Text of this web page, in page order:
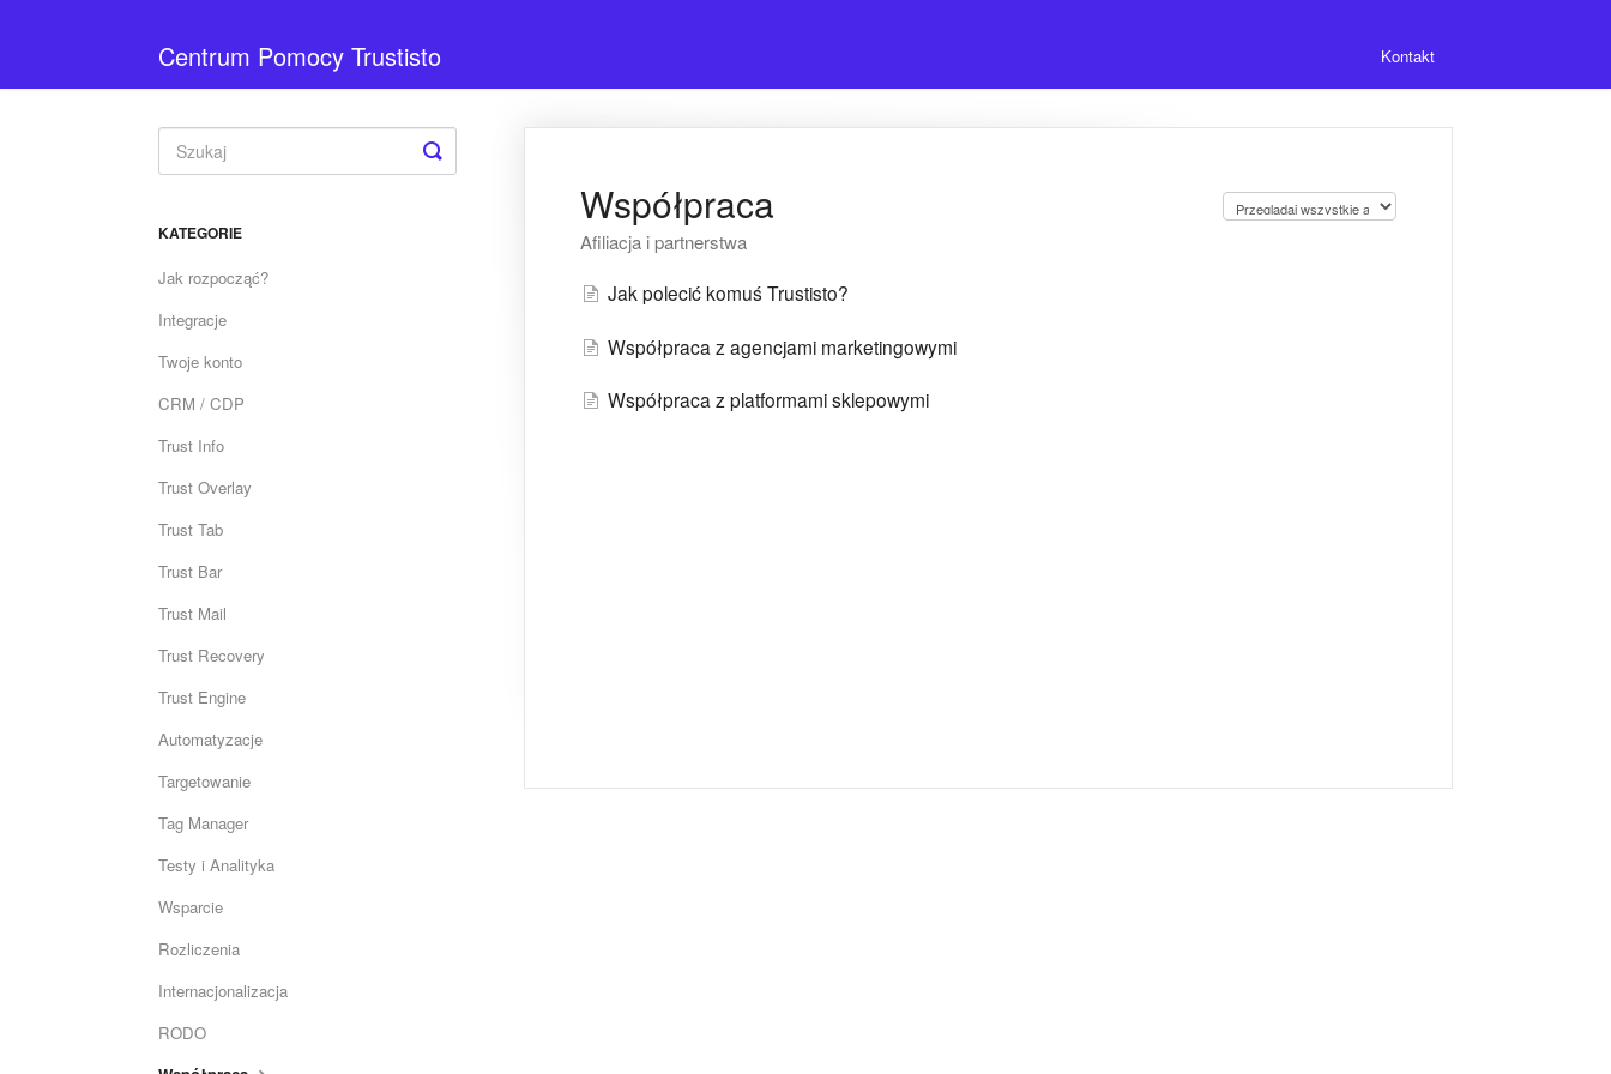
Centrum Pomocy Trustisto Kontakt
Współpraca
Afiliacja i partnerstwa
Jak polecić komuś Trustisto?
Współpraca z agencjami marketingowymi
Współpraca z platformami sklepowymi
Toggle
Search
KATEGORIE
Jak rozpocząć?
Integracje
Twoje konto
CRM / CDP
Trust Info
Trust Overlay
Trust Tab
Trust Bar
Trust Mail
Trust Recovery
Trust Engine
Automatyzacje
Targetowanie
Tag Manager
Testy i Analityka
Wsparcie
Rozliczenia
Internacjonalizacja
RODO